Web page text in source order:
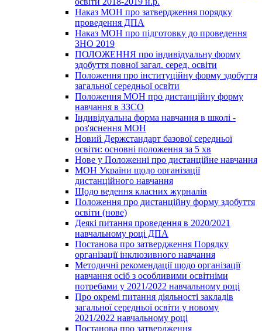
Наказ МОН про затвердження порядку
проведення ДПА
Наказ МОН про підготовку до проведення
ЗНО 2019
ПОЛОЖЕННЯ про індивідуальну форму
здобуття повної загал. серед. освіти
Положення про інституційну форму здобуття
загальної середньої освіти
Положення МОН про дистанційну форму
навчання в ЗЗСО
Індивідуальна форма навчання в школі -
роз'яснення МОН
Новий Держстандарт базової середньої
освіти: основні положення за 5 хв
Нове у Положенні про дистанційне навчання
МОН України щодо організації
дистанційного навчання
Щодо ведення класних журналів
Положення про дистанційну форму здобуття
освіти (нове)
Деякі питання проведення в 2020/2021
навчальному році ДПА
Постанова про затвердження Порядку
організації інклюзивного навчання
Методичні рекомендації щодо організації
навчання осіб з особливими освітніми
потребами у 2021/2022 навчальному році
Про окремі питання діяльності закладів
загальної середньої освіти у новому
2021/2022 навчальному році
Постанова про затвердження